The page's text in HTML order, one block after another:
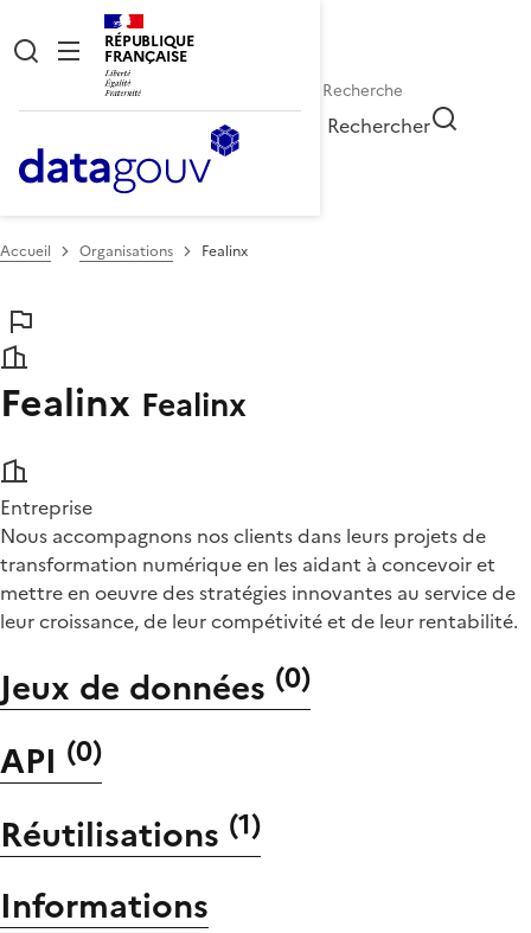
RÉPUBLIQUE
FRANÇAISE
Rechercher
Accueil Organisations Fealinx
Fealinx Fealinx
Entreprise
Nous accompagnons nos clients dans leurs projets de
transformation numérique en les aidant à concevoir et
mettre en oeuvre des stratégies innovantes au service de
leur croissance, de leur compétivité et de leur rentabilité.
Jeux de données (0)
API (0)
Réutilisations (1)
Informations